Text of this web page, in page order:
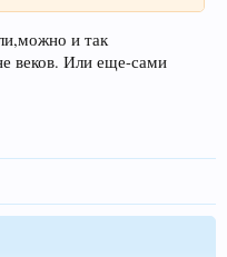
и так
веков. Или еще-сами